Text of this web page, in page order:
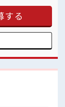
冷蔵庫/洗濯機/
マイカー持ち込
通費も規定支給！
だ上で、 派遣先
する